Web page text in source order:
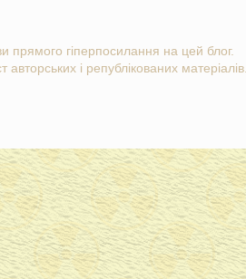
прямого гіперпосилання на цей блог.
і републікованих матеріалів..